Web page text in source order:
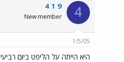
4
4 1 9
New member
1/5/05
היא הייתה על הליפט ביום רביעי